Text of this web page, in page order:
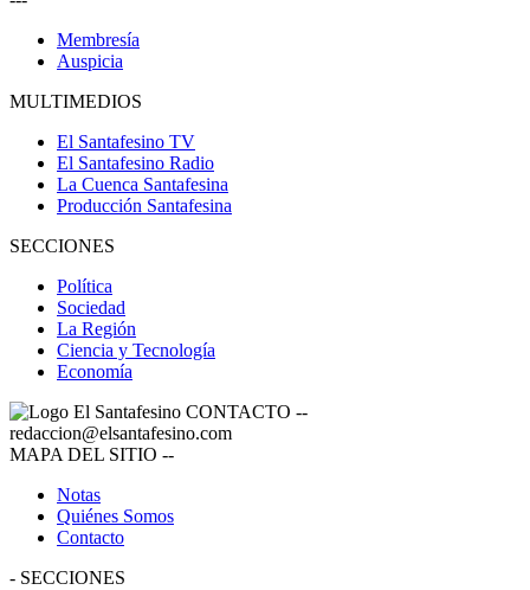
Membresía
Auspicia
MULTIMEDIOS
El Santafesino TV
El Santafesino Radio
La Cuenca Santafesina
Producción Santafesina
SECCIONES
Política
Sociedad
La Región
Ciencia y Tecnología
Economía
CONTACTO --
redaccion@elsantafesino.com
MAPA DEL SITIO --
Notas
Quiénes Somos
Contacto
- SECCIONES